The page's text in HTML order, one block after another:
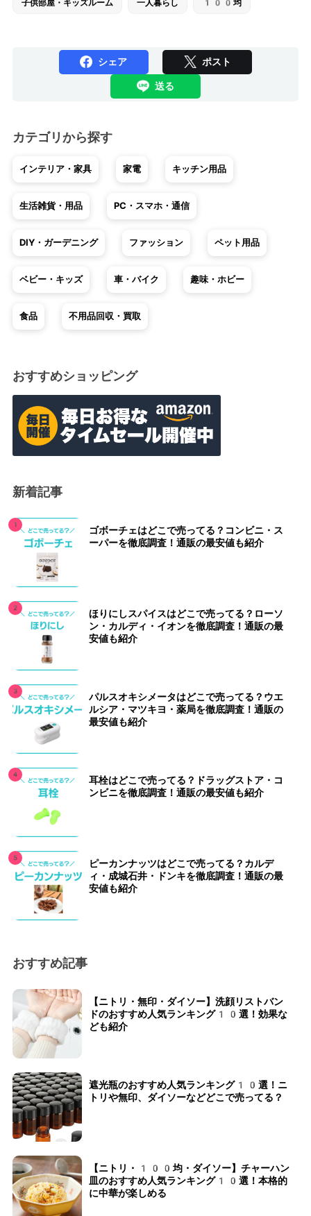
子供部屋・キッズルーム 一人暮らし 100均
シェア ポスト
送る
カテゴリから探す
インテリア・家具 家電 キッチン用品
生活雑貨・用品 PC・スマホ・通信
DIY・ガーデニング ファッション ペット用品
ベビー・キッズ 車・バイク 趣味・ホビー
食品 不用品回収・買取
おすすめショッピング
新着記事
ゴボーチェはどこで売ってる？コンビニ・ス
ーパーを徹底調査！通販の最安値も紹介
ほりにしスパイスはどこで売ってる？ローソ
ン・カルディ・イオンを徹底調査！通販の最
安値も紹介
パルスオキシメータはどこで売ってる？ウエ
ルシア・マツキヨ・薬局を徹底調査！通販の
最安値も紹介
耳栓はどこで売ってる？ドラッグストア・コ
ンビニを徹底調査！通販の最安値も紹介
ピーカンナッツはどこで売ってる？カルデ
ィ・成城石井・ドンキを徹底調査！通販の最
安値も紹介
おすすめ記事
【ニトリ・無印・ダイソー】洗顔リストバン
ドのおすすめ人気ランキング10選！効果な
ども紹介
遮光瓶のおすすめ人気ランキング10選！ニ
トリや無印、ダイソーなどどこで売ってる？
【ニトリ・100均・ダイソー】チャーハン
皿のおすすめ人気ランキング10選！本格的
に中華が楽しめる